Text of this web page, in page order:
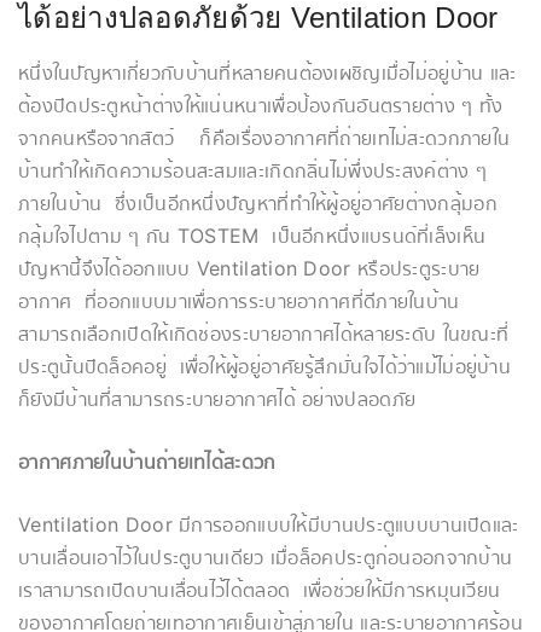
ได้อย่างปลอดภัยด้วย Ventilation Door
หนึ่งในปัญหาเกี่ยวกับบ้านที่หลายคนต้องเผชิญเมื่อไม่อยู่บ้าน และ
ต้องปิดประตูหน้าต่างให้แน่นหนาเพื่อป้องกันอันตรายต่าง ๆ ทั้ง
จากคนหรือจากสัตว์ ก็คือเรื่องอากาศที่ถ่ายเทไม่สะดวกภายใน
บ้านทำให้เกิดความร้อนสะสมและเกิดกลิ่นไม่พึ่งประสงค์ต่าง ๆ
ภายในบ้าน ซึ่งเป็นอีกหนึ่งปัญหาที่ทำให้ผู้อยู่อาศัยต่างกลุ้มอก
กลุ้มใจไปตาม ๆ กัน TOSTEM เป็นอีกหนึ่งแบรนด์ที่เล็งเห็น
ปัญหานี้จึงได้ออกแบบ Ventilation Door หรือประตูระบาย
อากาศ ที่ออกแบบมาเพื่อการระบายอากาศที่ดีภายในบ้าน
สามารถเลือกเปิดให้เกิดช่องระบายอากาศได้หลายระดับ ในขณะที่
ประตูนั้นปิดล็อคอยู่ เพื่อให้ผู้อยู่อาศัยรู้สึกมั่นใจได้ว่าแม้ไม่อยู่บ้าน
ก็ยังมีบ้านที่สามารถระบายอากาศได้ อย่างปลอดภัย
อากาศภายในบ้านถ่ายเทได้สะดวก
Ventilation Door มีการออกแบบให้มีบานประตูแบบบานเปิดและ
บานเลื่อนเอาไว้ในประตูบานเดียว เมื่อล็อคประตูก่อนออกจากบ้าน
เราสามารถเปิดบานเลื่อนไว้ได้ตลอด เพื่อช่วยให้มีการหมุนเวียน
ของอากาศโดยถ่ายเทอากาศเย็นเข้าสู่ภายใน และระบายอากาศร้อน